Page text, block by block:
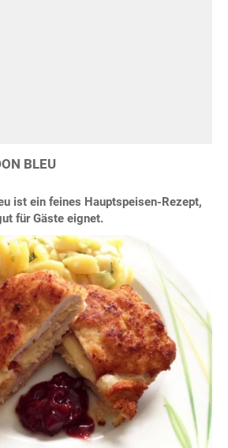
BLEU
ist ein feines Hauptspeisen-Rezept,
für Gäste eignet.